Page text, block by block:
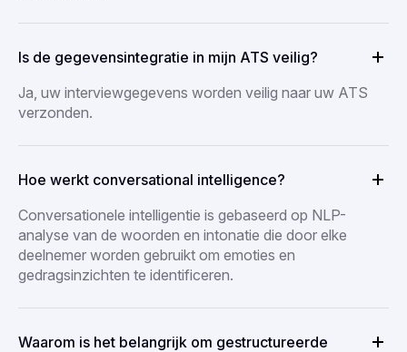
Is de gegevensintegratie in mijn ATS veilig?
Ja, uw interviewgegevens worden veilig naar uw ATS
verzonden.
Hoe werkt conversational intelligence?
Conversationele intelligentie is gebaseerd op NLP-
analyse van de woorden en intonatie die door elke
deelnemer worden gebruikt om emoties en
gedragsinzichten te identificeren.
Waarom is het belangrijk om gestructureerde